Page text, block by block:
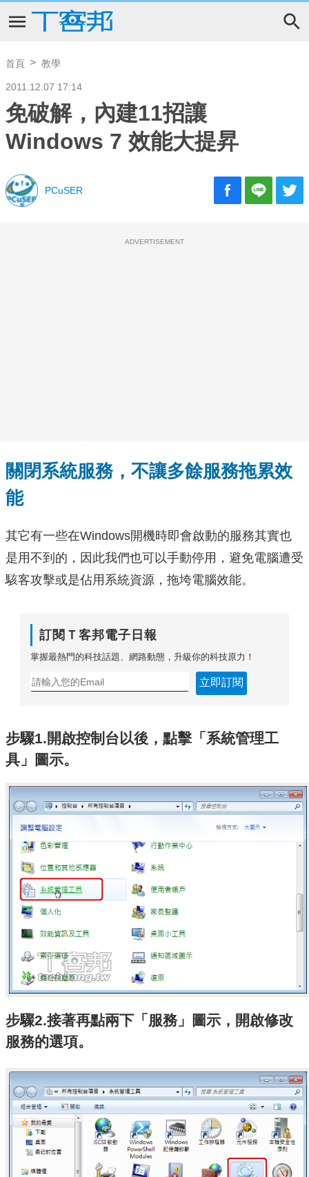
首頁 教學
2011.12.07 17:14
免破解，內建11招讓
Windows 7 效能大提昇
PCuSER
ADVERTISEMENT
關閉系統服務，不讓多餘服務拖累效
能
其它有一些在Windows開機時即會啟動的服務其實也
是用不到的，因此我們也可以手動停用，避免電腦遭受
駭客攻擊或是佔用系統資源，拖垮電腦效能。
訂閱Ｔ客邦電子日報
掌握最熱門的科技話題、網路動態，升級你的科技原力！
立即訂閱
步驟1.開啟控制台以後，點擊「系統管理工
具」圖示。
步驟2.接著再點兩下「服務」圖示，開啟修改
服務的選項。